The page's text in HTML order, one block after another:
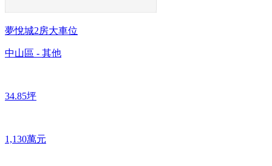
夢悅城2房大車位
中山區 - 其他
34.85坪
1,130萬元